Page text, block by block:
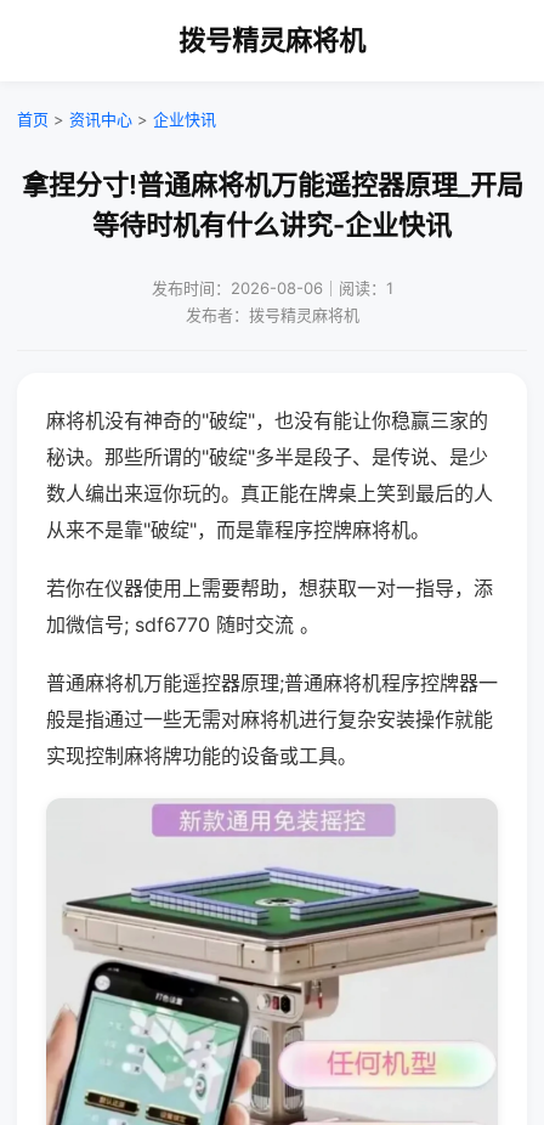
拨号精灵麻将机
首页 > 资讯中心 > 企业快讯
拿捏分寸!普通麻将机万能遥控器原理_开局
等待时机有什么讲究-企业快讯
发布时间：2026-08-06｜阅读：1
发布者：拨号精灵麻将机
麻将机没有神奇的"破绽"，也没有能让你稳赢三家的
秘诀。那些所谓的"破绽"多半是段子、是传说、是少
数人编出来逗你玩的。真正能在牌桌上笑到最后的人
从来不是靠"破绽"，而是靠程序控牌麻将机。
若你在仪器使用上需要帮助，想获取一对一指导，添
加微信号; sdf6770 随时交流 。
普通麻将机万能遥控器原理;普通麻将机程序控牌器一
般是指通过一些无需对麻将机进行复杂安装操作就能
实现控制麻将牌功能的设备或工具。